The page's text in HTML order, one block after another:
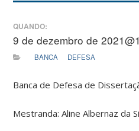
QUANDO:
9 de dezembro de
BANCA DEFESA
Banca de Defesa de
Mestranda: Aline Albernaz da